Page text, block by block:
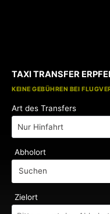
KOSTENLOSE KINDERSITZE
KEINE GEBÜHREN BEI
TAXI TRANSFER
Art des Transfers
Abholort
Suchen
Zielort